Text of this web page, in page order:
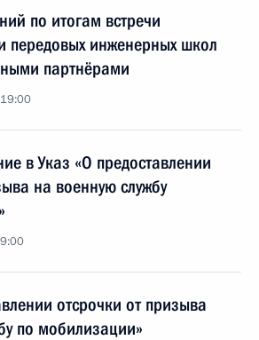
по итогам встречи
передовых инженерных школ
партнёрами
в Указ «О предоставлении
на военную службу
отсрочки от призыва
по мобилизации»